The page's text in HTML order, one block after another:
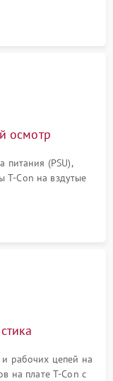
поломки.
осмотр
питания (PSU),
T-Con на вздутые
шлейфов.
рабочих цепей на
на плате T-Con с